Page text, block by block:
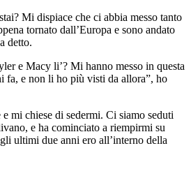
Mi dispiace che ci abbia messo tanto
tornato dall’Europa e sono andato
detto.
e Macy li’? Mi hanno messo in questa
fa, e non li ho più visti da allora”, ho
mi chiese di sedermi. Ci siamo seduti
e ha cominciato a riempirmi su
ultimi due anni ero all’interno della